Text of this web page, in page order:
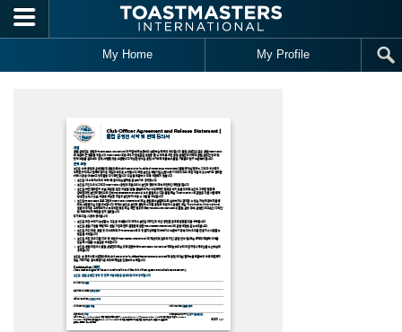
Skip to main content
My Home My Profile